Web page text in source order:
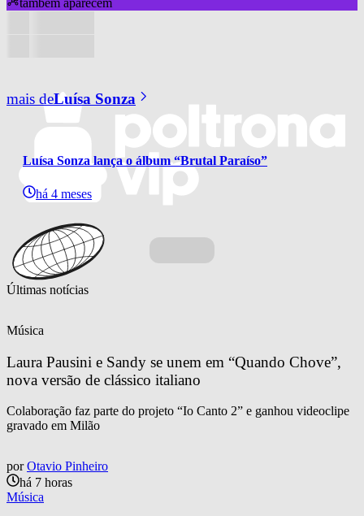
também aparecem
mais deLuísa Sonza
Luísa Sonza lança o álbum “Brutal Paraíso”
há 4 meses
Últimas notícias
Música
Laura Pausini e Sandy se unem em “Quando Chove”,
nova versão de clássico italiano
Colaboração faz parte do projeto “Io Canto 2” e ganhou videoclipe
gravado em Milão
por Otavio Pinheiro
há 7 horas
Música